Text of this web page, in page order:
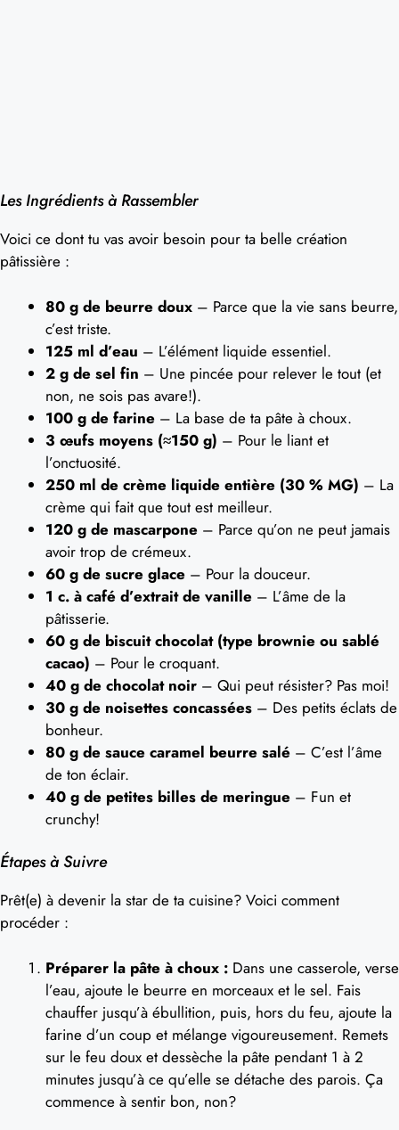
Les Ingrédients à Rassembler
Voici ce dont tu vas avoir besoin pour ta belle création
pâtissière :
80 g de beurre doux – Parce que la vie sans beurre,
c’est triste.
125 ml d’eau – L’élément liquide essentiel.
2 g de sel fin – Une pincée pour relever le tout (et
non, ne sois pas avare!).
100 g de farine – La base de ta pâte à choux.
3 œufs moyens (≈150 g) – Pour le liant et
l’onctuosité.
250 ml de crème liquide entière (30 % MG) – La
crème qui fait que tout est meilleur.
120 g de mascarpone – Parce qu’on ne peut jamais
avoir trop de crémeux.
60 g de sucre glace – Pour la douceur.
1 c. à café d’extrait de vanille – L’âme de la
pâtisserie.
60 g de biscuit chocolat (type brownie ou sablé
cacao) – Pour le croquant.
40 g de chocolat noir – Qui peut résister? Pas moi!
30 g de noisettes concassées – Des petits éclats de
bonheur.
80 g de sauce caramel beurre salé – C’est l’âme
de ton éclair.
40 g de petites billes de meringue – Fun et
crunchy!
Étapes à Suivre
Prêt(e) à devenir la star de ta cuisine? Voici comment
procéder :
Préparer la pâte à choux : Dans une casserole, verse
l’eau, ajoute le beurre en morceaux et le sel. Fais
chauffer jusqu’à ébullition, puis, hors du feu, ajoute la
farine d’un coup et mélange vigoureusement. Remets
sur le feu doux et dessèche la pâte pendant 1 à 2
minutes jusqu’à ce qu’elle se détache des parois. Ça
commence à sentir bon, non?